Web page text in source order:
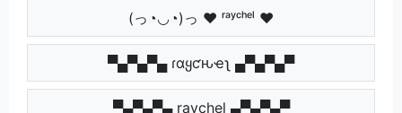
(っ◔◡◔)っ ♥ ʳᵃʸᶜʰᵉˡ ♥
▀▄▀▄▀▄ ɾαყƈԋҽʅ ▄▀▄▀▄▀
▀▄▀▄▀▄ raychel ▄▀▄▀▄▀